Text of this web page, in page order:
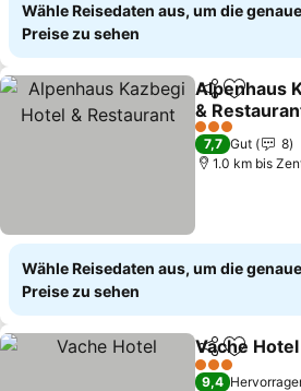
Wähle Reisedaten aus, um die
Preise zu sehen
TeilenZu
Alpenhaus
&
3 Sterne
7,7 Gut
8
1.0 km bis
Wähle Reisedaten aus, um die
Preise zu sehen
TeilenZu
Vache Hotel
3 Sterne
9,4